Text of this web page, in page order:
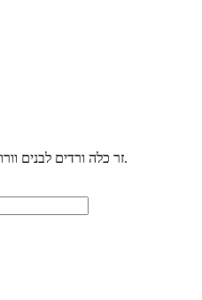
זר כלה ורדים לבנים וורודים עם פרחי שעווה. בהתאם לעונה.